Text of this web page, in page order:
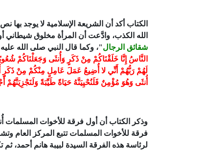
الكتاب أكد أن الشريعة الإسلامية لا يوجد بها
الله الكذب، وادَّعت أن المرأة مخلوق
شقائق الرجال"، وكما قال النبي صلى الله
لَهُمْ رَبُّهُمْ أَنِّي لا أُضِيعُ عَمَلَ عَامِلٍ مِنْكُمْ مِنْ
أُنثَى وَهُوَ مُؤْمِنٌ فَلَنُحْيِيَنَّهُ حَيَاةً طَيِّبَةً وَلَنَجْزِيَنَّهُمْ
فرقة للأخوات المسلمات تتبع المركز العام
لرئاسة هذه الفرقة السيدة لبيبة هانم